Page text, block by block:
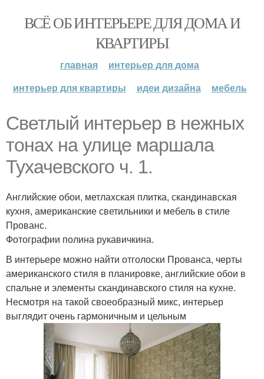
ВСЁ ОБ ИНТЕРЬЕРЕ ДЛЯ ДОМА И
КВАРТИРЫ
главная
интерьер для дома
интерьер для квартиры
идеи дизайна мебель
Светлый интерьер в нежных
тонах на улице маршала
Тухачевского ч. 1.
Английские обои, метлахская плитка, скандинавская
кухня, американские светильники и мебель в стиле
Прованс.
Фотографии полина рукавичкина.
В интерьере можно найти отголоски Прованса, черты
американского стиля в планировке, английские обои в
спальне и элементы скандинавского стиля на кухне.
Несмотря на такой своеобразный микс, интерьер
выглядит очень гармоничным и цельным